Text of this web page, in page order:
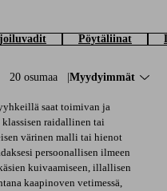
Pöytäliinat
20 osumaa Lajittele:
Myydyimmät
saat toimivan ja
raidallinen tai
värinen malli tai hienot
persoonallisen ilmeen
kuivaamiseen, illallisen
kaapinoven vetimessä,